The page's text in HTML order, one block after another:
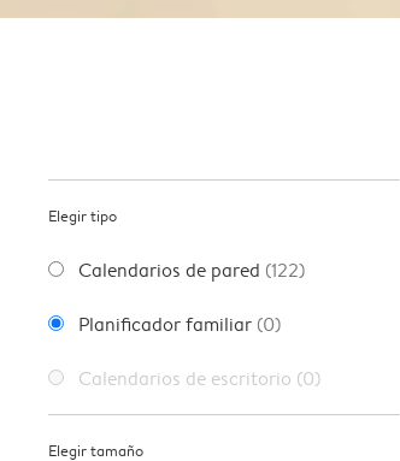
Elegir tipo
Calendarios de pared (122)
Planificador familiar (0)
Calendarios de escritorio (0)
Elegir tamaño